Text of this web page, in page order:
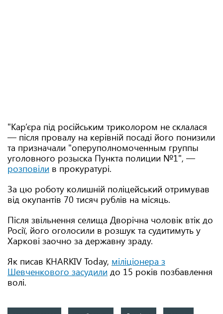
"Кар’єра під російським триколором не склалася
— після провалу на керівній посаді його понизили
та призначали "оперуполномоченным группы
уголовного розыска Пункта полиции №1", —
розповіли в прокуратурі.
За цю роботу колишній поліцейський отримував
від окупантів 70 тисяч рублів на місяць.
Після звільнення селища Дворічна чоловік втік до
Росії, його оголосили в розшук та судитимуть у
Харкові заочно за державну зраду.
Як писав KHARKIV Today, міліціонера з
Шевченкового засудили до 15 років позбавлення
волі.